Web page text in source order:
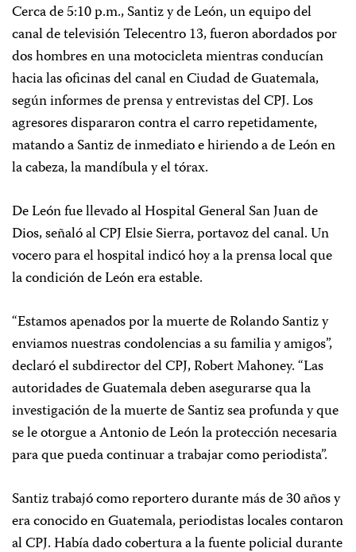
Cerca de 5:10 p.m., Santiz y de León, un equipo del
canal de televisión Telecentro 13, fueron abordados por
dos hombres en una motocicleta mientras conducían
hacia las oficinas del canal en Ciudad de Guatemala,
según informes de prensa y entrevistas del CPJ. Los
agresores dispararon contra el carro repetidamente,
matando a Santiz de inmediato e hiriendo a de León en
la cabeza, la mandíbula y el tórax.
De León fue llevado al Hospital General San Juan de
Dios, señaló al CPJ Elsie Sierra, portavoz del canal. Un
vocero para el hospital indicó hoy a la prensa local que
la condición de León era estable.
“Estamos apenados por la muerte deRolando Santizy
enviamos nuestras condolencias a su familia y amigos”,
declaró el subdirector del CPJ, Robert Mahoney. “Las
autoridades de Guatemala deben asegurarse qua la
investigación de la muerte de Santiz sea profunda y que
se le otorgue a Antonio de León la protección necesaria
para que pueda continuar a trabajar como periodista”.
Santiz trabajó como reportero durante más de 30 años y
era conocido en Guatemala, periodistas locales contaron
al CPJ. Había dado cobertura a la fuente policial durante